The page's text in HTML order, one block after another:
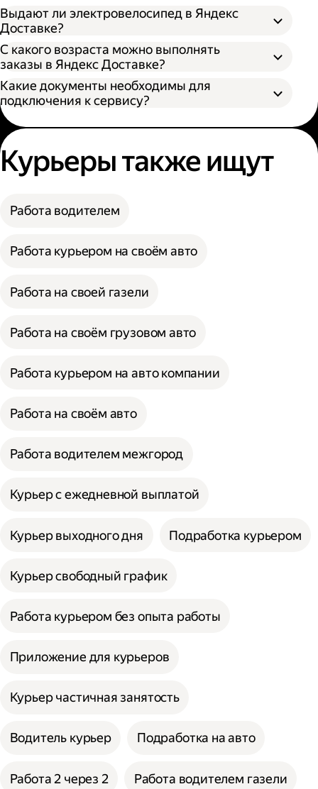
Выдают ли электровелосипед в Яндекс
Доставке?
С какого возраста можно выполнять
заказы в Яндекс Доставке?
Какие документы необходимы для
подключения к сервису?
Курьеры также ищут
Работа водителем
Работа курьером на своём авто
Работа на своей газели
Работа на своём грузовом авто
Работа курьером на авто компании
Работа на своём авто
Работа водителем межгород
Курьер с ежедневной выплатой
Курьер выходного дня Подработка курьером
Курьер свободный график
Работа курьером без опыта работы
Приложение для курьеров
Курьер частичная занятость
Водитель курьер Подработка на авто
Работа 2 через 2 Работа водителем газели